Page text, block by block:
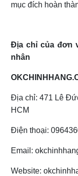
mục đích hoàn
Địa chỉ của đơn
nhân
Địa chỉ: 471 Lê
HCM
Điện thoại:
Email:
Website: